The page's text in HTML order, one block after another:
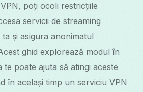
poți ocoli restricțiile
servicii de streaming
și asigura anonimatul
ghid explorează modul în
te poate ajuta să atingi aceste
în același timp un serviciu VPN